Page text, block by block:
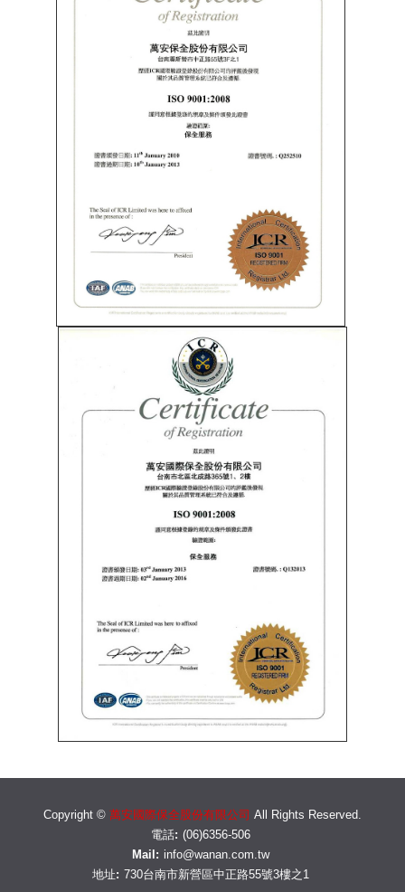
Copyright © 萬安國際保全股份有限公司 All Rights Reserved.
電話: (06)6356-506
Mail: info@wanan.com.tw
地址: 730台南市新營區中正路55號3樓之1